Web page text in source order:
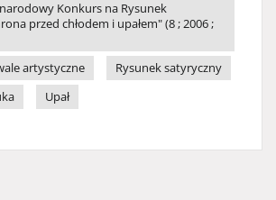
Konkurs na Rysunek
przed chłodem i upałem" (8 ; 2006 ;
artystyczne
Rysunek satyryczny
Upał